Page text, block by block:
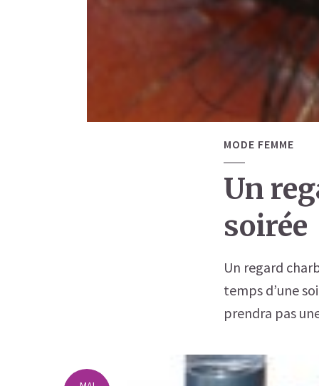
MODE FEMME
Un
soirée
Un regard
temps d’une
prendra pas